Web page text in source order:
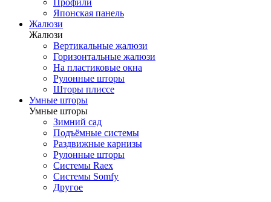
Профили
Японская панель
Жалюзи
Жалюзи
Вертикальные жалюзи
Горизонтальные жалюзи
На пластиковые окна
Рулонные шторы
Шторы плиссе
Умные шторы
Умные шторы
Зимний сад
Подъёмные системы
Раздвижные карнизы
Рулонные шторы
Системы Raex
Системы Somfy
Другое